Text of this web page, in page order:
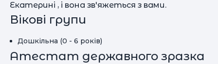
Екатерині , і вона зв'яжеться з вами.
Вікові групи
Дошкільна (0 - 6 років)
Атестат державного зразка